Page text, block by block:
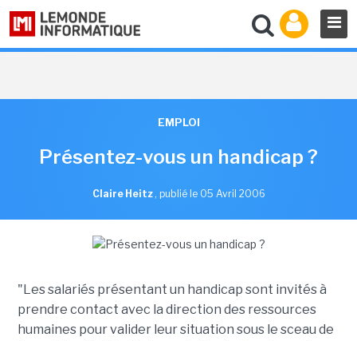
EMPLOI
Présentez-vous un handicap ?
Claire Heitz , publié le 05 Avril 2006
"Les salariés présentant un handicap sont invités à
prendre contact avec la direction des ressources
humaines pour valider leur situation sous le sceau de